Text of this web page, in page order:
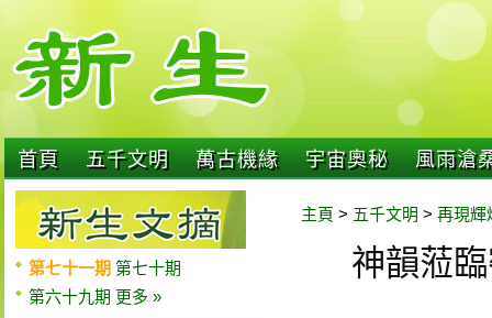
首頁 五千文明 萬古機緣 宇宙奧秘 風雨滄
第七十一期 第七十期
第六十九期 更多 »
主頁 > 五千文明 > 再現輝
神韻蒞